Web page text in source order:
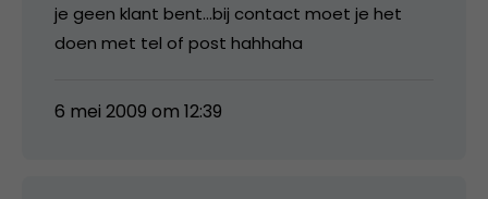
je geen klant bent…bij contact moet je het
doen met tel of post hahhaha
6 mei 2009 om 12:39